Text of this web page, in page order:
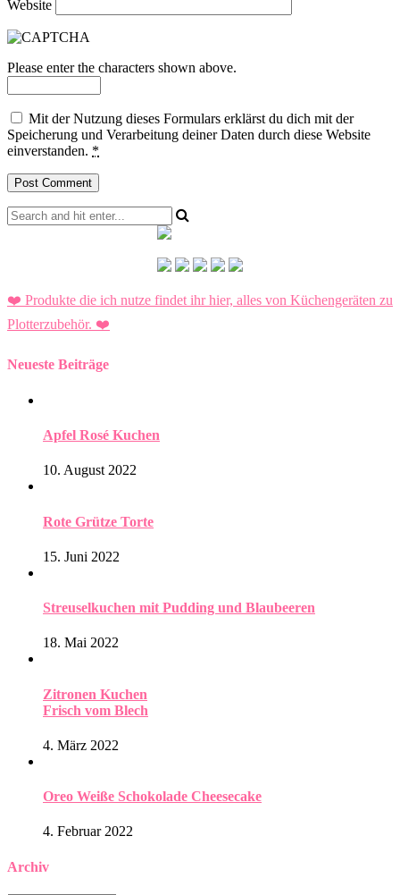
Website
Please enter the characters shown above.
Mit der Nutzung dieses Formulars erklärst du dich mit der
Speicherung und Verarbeitung deiner Daten durch diese Website
einverstanden. *
❤️ Produkte die ich nutze findet ihr hier, alles von Küchengeräten zu
Plotterzubehör. ❤️
Neueste Beiträge
Apfel Rosé Kuchen
10. August 2022
Rote Grütze Torte
15. Juni 2022
Streuselkuchen mit Pudding und Blaubeeren
18. Mai 2022
Zitronen Kuchen
Frisch vom Blech
4. März 2022
Oreo Weiße Schokolade Cheesecake
4. Februar 2022
Archiv